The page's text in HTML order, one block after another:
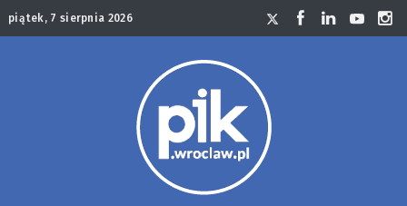
piątek, 7 sierpnia 2026